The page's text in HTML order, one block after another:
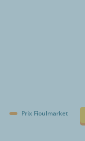
Prix Fioulmarket